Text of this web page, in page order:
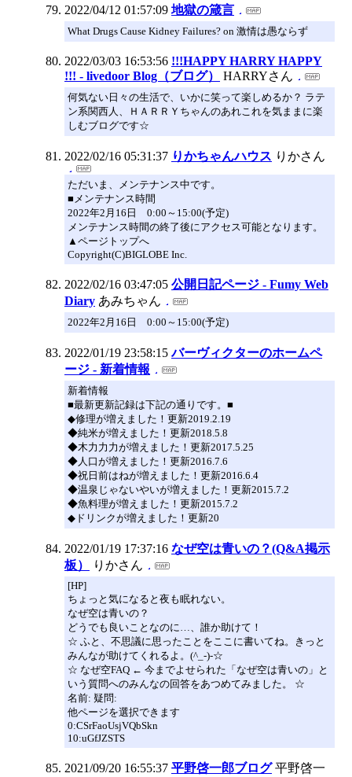
2022/04/12 01:57:09 地獄の箴言
What Drugs Cause Kidney Failures? on 激情は愚ならず
2022/03/03 16:53:56 !!!HAPPY HARRY HAPPY
!!! - livedoor Blog（ブログ）
HARRYさん
何気ない日々の生活で、いかに笑って楽しめるか？ ラテ
ン系関西人、ＨＡＲＲＹちゃんのあれこれを気ままに楽
しむブログです☆
2022/02/16 05:31:37 りかちゃんハウス りかさん
ただいま、メンテナンス中です。
■メンテナンス時間
2022年2月16日 0:00～15:00(予定)
メンテナンス時間の終了後にアクセス可能となります。
▲ページトップへ
Copyright(C)BIGLOBE Inc.
2022/02/16 03:47:05 公開日記ページ - Fumy Web
Diary あみちゃん
2022年2月16日 0:00～15:00(予定)
2022/01/19 23:58:15 バーヴィクターのホームペ
ージ - 新着情報
新着情報
■最新更新記録は下記の通りです。■
◆修理が増えました！更新2019.2.19
◆純米が増えました！更新2018.5.8
◆木力力力が増えました！更新2017.5.25
◆人口が増えました！更新2016.7.6
◆祝日前はねが増えました！更新2016.6.4
◆温泉じゃないやいが増えました！更新2015.7.2
◆魚料理が増えました！更新2015.7.2
◆ドリンクが増えました！更新20
2022/01/19 17:37:16 なぜ空は青いの？(Q&A掲示
板）
りかさん
[HP]
ちょっと気になると夜も眠れない。
なぜ空は青いの？
どうでも良いことなのに…、誰か助けて！
☆ ふと、不思議に思ったことをここに書いてね。きっと
みんなが助けてくれるよ。(^_-)-☆
☆ なぜ空FAQ ← 今までよせられた「なぜ空は青いの」と
いう質問へのみんなの回答をあつめてみました。 ☆
名前: 疑問:
他ページを選択できます
0:CSrFaoUsjVQbSkn
10:uGfJZSTS
2021/09/20 16:55:37 平野啓一郎ブログ 平野啓一